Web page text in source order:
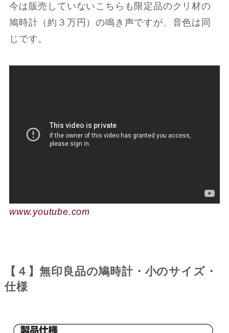
今は販売していないこちらも限定品のクリ材の
鳩時計（約３万円）の鳴き声ですが、音色は同
じです。
www.youtube.com
【４】無印良品の鳩時計・小のサイズ・
仕様